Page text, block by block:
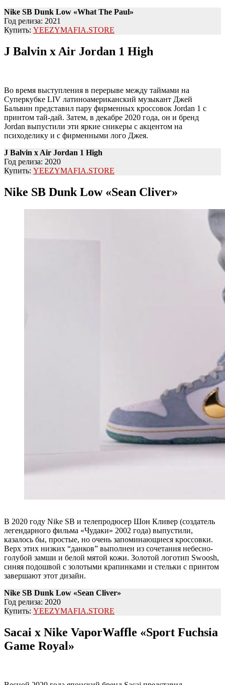
Nike SB Dunk Low «What The Paul»
Год релиза: 2021
Купить: YEEZYMAFIA.STORE
J Balvin x Air Jordan 1 High
Во время выступления в перерыве между таймами на
Суперкубке LIV латиноамериканский музыкант Джей
Бальвин представил пару фирменных кроссовок Jordan 1 с
принтом тай-дай. Затем, в декабре 2020 года, он и бренд
Jordan выпустили эти яркие сникеры с акцентом на
психоделику и с фирменными лого Джея.
J Balvin x Air Jordan 1 High
Год релиза: 2020
Купить: YEEZYMAFIA.STORE
Nike SB Dunk Low «Sean Cliver»
В 2020 году Nike SB и телепродюсер Шон Кливер (создатель
легендарного фильма «Чудаки» 2002 года) выпустили,
казалось бы, простые, но очень запоминающиеся кроссовки.
Верх этих низких “данков” выполнен из сочетания небесно-
голубой замши и белой мятой кожи. Золотой логотип Swoosh,
синяя подошвой с золотыми крапинками и стельки с принтом
завершают этот дизайн.
Nike SB Dunk Low «Sean Cliver»
Год релиза: 2020
Купить: YEEZYMAFIA.STORE
Sacai x Nike VaporWaffle «Sport Fuchsia
Game Royal»